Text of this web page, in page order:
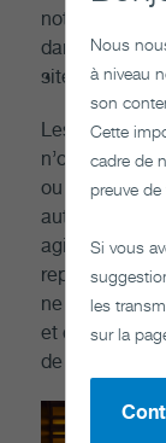
notre
dans le cadre
sites.
Les membres
n’ont pas
ou la position
autochtone.
agissent de
représentent
ne demande
et des jeunes
de
Nous
à niveau
son
Cette
cadre de
preuve de
Si vous
les
sur la